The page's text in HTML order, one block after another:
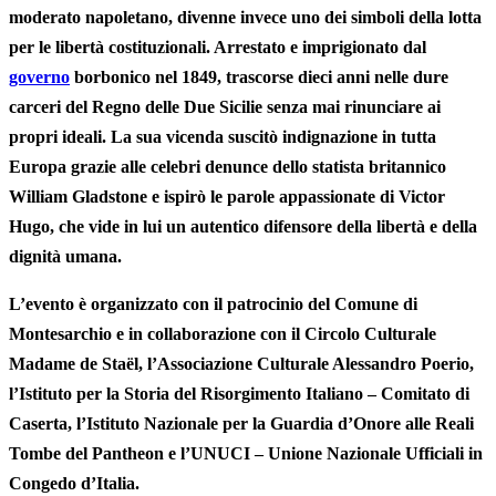
moderato napoletano, divenne invece uno dei simboli della lotta
per le libertà costituzionali. Arrestato e imprigionato dal
governo borbonico nel 1849, trascorse dieci anni nelle dure
carceri del Regno delle Due Sicilie senza mai rinunciare ai
propri ideali. La sua vicenda suscitò indignazione in tutta
Europa grazie alle celebri denunce dello statista britannico
William Gladstone e ispirò le parole appassionate di Victor
Hugo, che vide in lui un autentico difensore della libertà e della
dignità umana.
L’evento è organizzato con il patrocinio del Comune di
Montesarchio e in collaborazione con il Circolo Culturale
Madame de Staël, l’Associazione Culturale Alessandro Poerio,
l’Istituto per la Storia del Risorgimento Italiano – Comitato di
Caserta, l’Istituto Nazionale per la Guardia d’Onore alle Reali
Tombe del Pantheon e l’UNUCI – Unione Nazionale Ufficiali in
Congedo d’Italia.